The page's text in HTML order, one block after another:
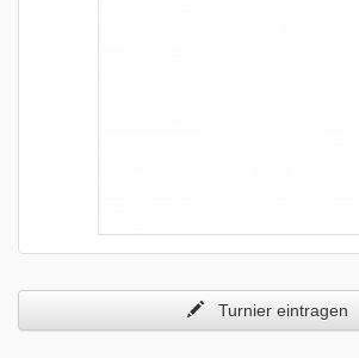
Turnier eintragen